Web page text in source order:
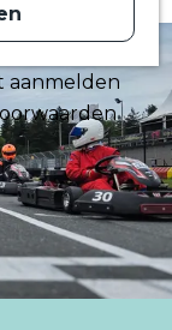
a
g
e
aanmelden